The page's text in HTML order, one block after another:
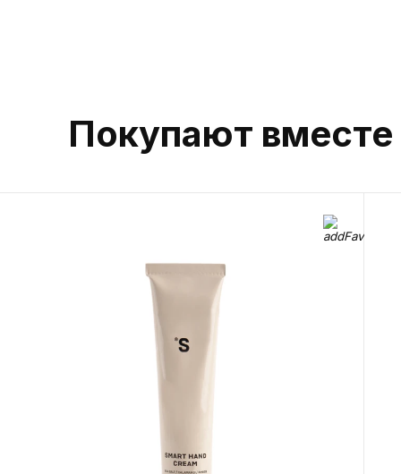
или
Покупают